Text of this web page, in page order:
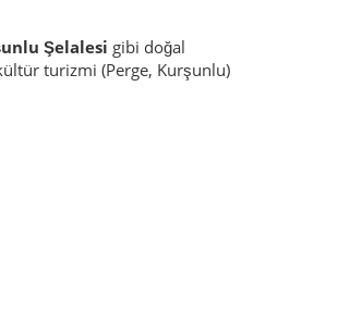
Şelalesi gibi doğal
turizmi (Perge, Kurşunlu)